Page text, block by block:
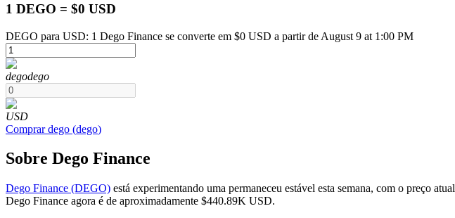
Futuros de USDT
Futuros usando USDT como garantia
1 DEGO = $0 USD
DEGO para USD: 1 Dego Finance se converte em $0 USD a partir de August 9 at 1:00 PM
degodego
USD
Comprar dego (dego)
Sobre Dego Finance
Dego Finance (DEGO) está experimentando uma permaneceu estável esta semana, com o preço atual
Dego Finance agora é de aproximadamente $440.89K USD.